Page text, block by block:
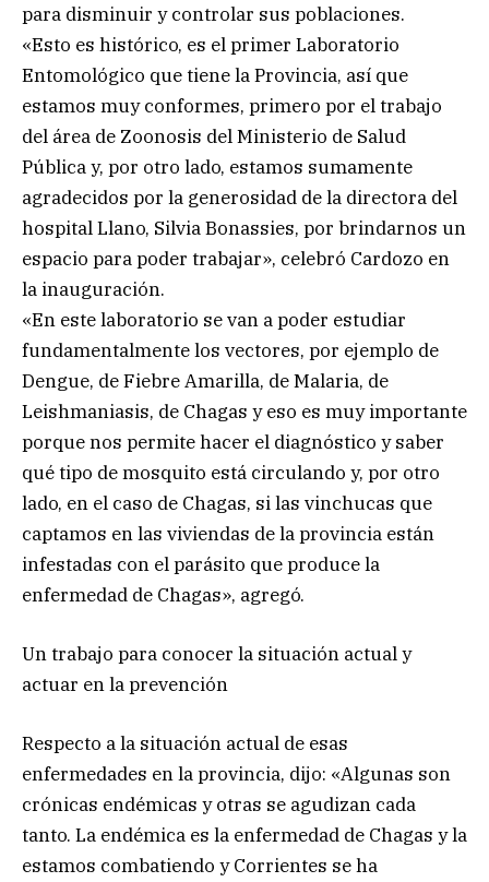
para disminuir y controlar sus poblaciones.
«Esto es histórico, es el primer Laboratorio
Entomológico que tiene la Provincia, así que
estamos muy conformes, primero por el trabajo
del área de Zoonosis del Ministerio de Salud
Pública y, por otro lado, estamos sumamente
agradecidos por la generosidad de la directora del
hospital Llano, Silvia Bonassies, por brindarnos un
espacio para poder trabajar», celebró Cardozo en
la inauguración.
«En este laboratorio se van a poder estudiar
fundamentalmente los vectores, por ejemplo de
Dengue, de Fiebre Amarilla, de Malaria, de
Leishmaniasis, de Chagas y eso es muy importante
porque nos permite hacer el diagnóstico y saber
qué tipo de mosquito está circulando y, por otro
lado, en el caso de Chagas, si las vinchucas que
captamos en las viviendas de la provincia están
infestadas con el parásito que produce la
enfermedad de Chagas», agregó.
Un trabajo para conocer la situación actual y
actuar en la prevención
Respecto a la situación actual de esas
enfermedades en la provincia, dijo: «Algunas son
crónicas endémicas y otras se agudizan cada
tanto. La endémica es la enfermedad de Chagas y la
estamos combatiendo y Corrientes se ha